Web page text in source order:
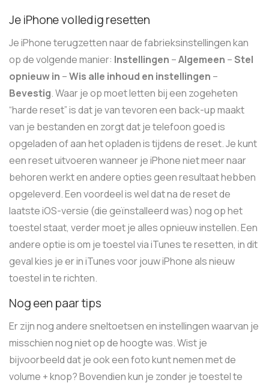
Je iPhone volledig resetten
Je iPhone terugzetten naar de fabrieksinstellingen kan
op de volgende manier: Instellingen –Algemeen –Stel
opnieuw in –Wis alle inhoud en instellingen –
Bevestig. Waar je op moet letten bij een zogeheten
“harde reset” is dat je van tevoren een back-up maakt
van je bestanden en zorgt dat je telefoon goed is
opgeladen of aan het opladen is tijdens de reset. Je kunt
een reset uitvoeren wanneer je iPhone niet meer naar
behoren werkt en andere opties geen resultaat hebben
opgeleverd. Een voordeel is wel dat na de reset de
laatste iOS-versie (die geïnstalleerd was) nog op het
toestel staat, verder moet je alles opnieuw instellen. Een
andere optie is om je toestel via iTunes te resetten, in dit
geval kies je er in iTunes voor jouw iPhone als nieuw
toestel in te richten.
Nog een paar tips
Er zijn nog andere sneltoetsen en instellingen waarvan je
misschien nog niet op de hoogte was. Wist je
bijvoorbeeld dat je ook een foto kunt nemen met de
volume + knop? Bovendien kun je zonder je toestel te